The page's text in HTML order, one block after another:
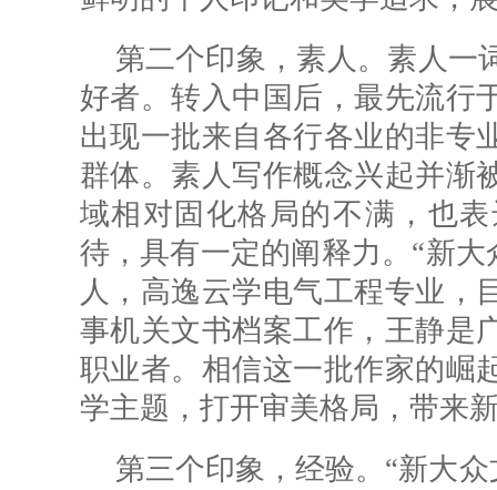
第二个印象，素人。素人一
好者。转入中国后，最先流行
出现一批来自各行各业的非专
群体。素人写作概念兴起并渐
域相对固化格局的不满，也
待，具有一定的阐释力。“新
人，高逸云学电气工程专业，
事机关文书档案工作，王静是
职业者。相信这一批作家的崛
学主题，打开审美格局，带来
第三个印象，经验。“新大